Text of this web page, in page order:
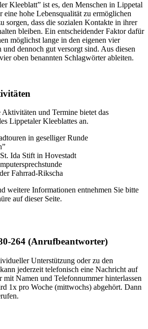
Kleeblatt” ist es, den Menschen in Lippetal
eine hohe Lebensqualität zu ermöglichen
sorgen, dass die sozialen Kontakte in ihrer
bleiben. Ein entscheidender Faktor dafür
möglichst lange in den eigenen vier
und dennoch gut versorgt sind. Aus diesen
oben benannten Schlagwörter ableiten.
Aktivitäten und Termine bietet das
Lippetaler Kleeblattes an.
in geselliger Runde
Ida Stift in Hovestadt
Fahrrad-Rikscha
weitere Informationen entnehmen Sie bitte
auf dieser Seite.
264 (Anrufbeantworter)
Unterstützung oder zu den
jederzeit telefonisch eine Nachricht auf
Namen und Telefonnummer hinterlassen
1x pro Woche (mittwochs) abgehört. Dann